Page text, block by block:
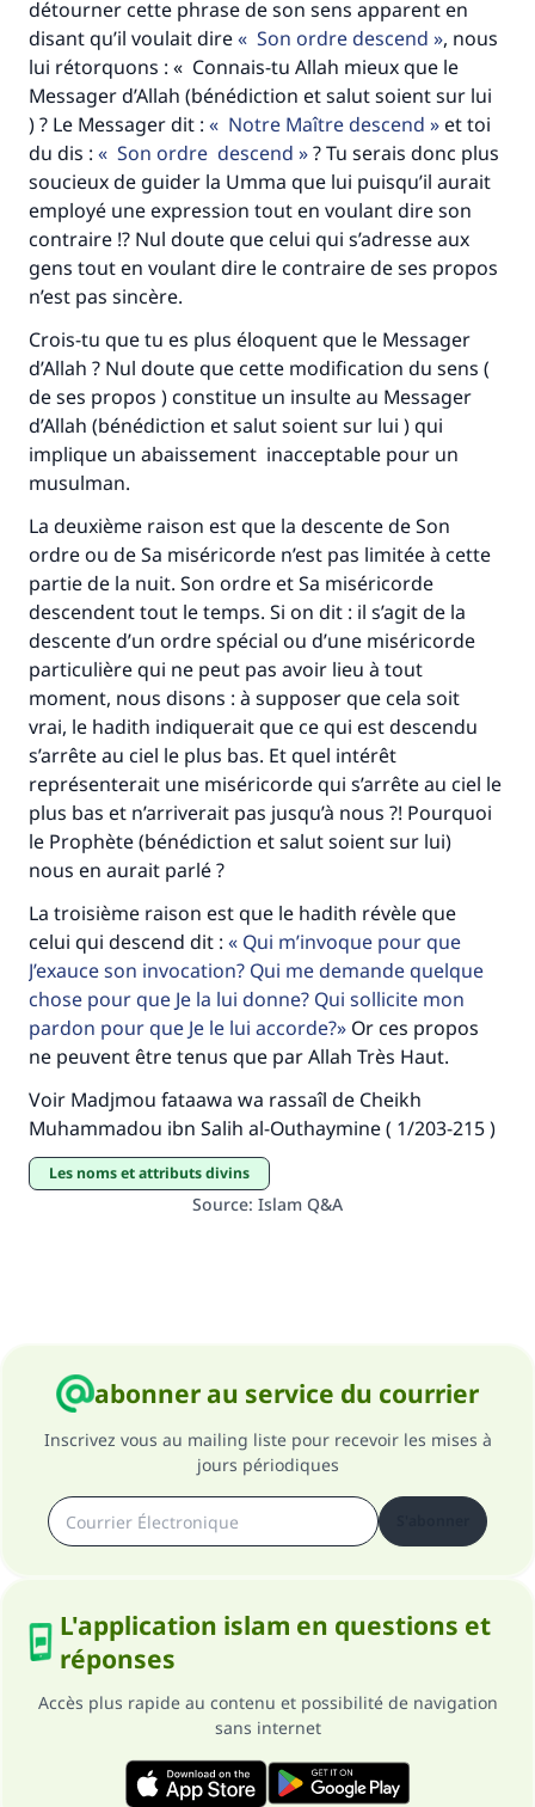
détourner cette phrase de son sens apparent en
disant qu’il voulait dire
Son ordre descend
, nous
lui rétorquons : « Connais-tu Allah mieux que le
Messager d’Allah (bénédiction et salut soient sur lui
) ? Le Messager dit :
Notre Maître descend
et toi
du dis :
Son ordre descend
? Tu serais donc plus
soucieux de guider la Umma que lui puisqu’il aurait
employé une expression tout en voulant dire son
contraire !? Nul doute que celui qui s’adresse aux
gens tout en voulant dire le contraire de ses propos
n’est pas sincère.
Crois-tu que tu es plus éloquent que le Messager
d’Allah ? Nul doute que cette modification du sens (
de ses propos ) constitue un insulte au Messager
d’Allah (bénédiction et salut soient sur lui ) qui
implique un abaissement inacceptable pour un
musulman.
La deuxième raison est que la descente de Son
ordre ou de Sa miséricorde n’est pas limitée à cette
partie de la nuit. Son ordre et Sa miséricorde
descendent tout le temps. Si on dit : il s’agit de la
descente d’un ordre spécial ou d’une miséricorde
particulière qui ne peut pas avoir lieu à tout
moment, nous disons : à supposer que cela soit
vrai, le hadith indiquerait que ce qui est descendu
s’arrête au ciel le plus bas. Et quel intérêt
représenterait une miséricorde qui s’arrête au ciel le
plus bas et n’arriverait pas jusqu’à nous ?! Pourquoi
le Prophète (bénédiction et salut soient sur lui)
nous en aurait parlé ?
La troisième raison est que le hadith révèle que
celui qui descend dit :
Qui m’invoque pour que
J’exauce son invocation? Qui me demande quelque
chose pour que Je la lui donne? Qui sollicite mon
pardon pour que Je le lui accorde? Or ces propos
ne peuvent être tenus que par Allah Très Haut.
Voir Madjmou fataawa wa rassaîl de Cheikh
Muhammadou ibn Salih al-Outhaymine ( 1/203-215 )
Les noms et attributs divins
Source: Islam Q&A
abonner au service du courrier
Inscrivez vous au mailing liste pour recevoir les mises à
jours périodiques
L'application islam en questions et
réponses
Accès plus rapide au contenu et possibilité de navigation
sans internet